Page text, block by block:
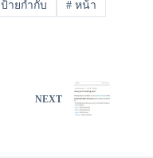
ป้ายกำกับ # หน้า
NEXT